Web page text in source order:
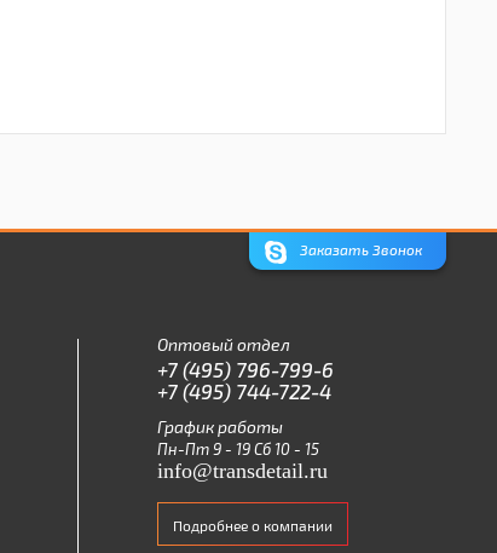
Заказать Звонок
Оптовый отдел
+7 (495) 796-799-6
+7 (495) 744-722-4
График работы
Пн-Пт 9 - 19 Сб 10 - 15
info@transdetail.ru
Подробнее о компании